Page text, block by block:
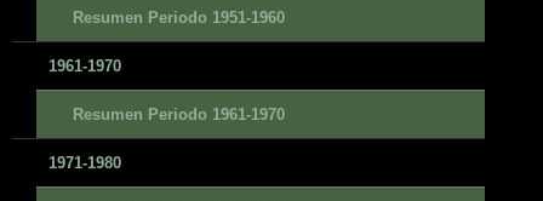
Resumen Periodo 1951-1960
1961-1970
Resumen Periodo 1961-1970
1971-1980